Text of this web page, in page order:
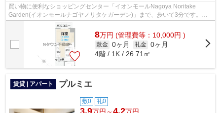
買い物に便利なショッピングセンター「イオンモールNagoya Noritake
Garden(イオンモールナゴヤノリタケガーデン)」まで、歩いて3分です。防
犯対策もバッチリなマンションタイプの物件...
8万円 (管理費等：10,000円 )
敷金 0ヶ月 礼金 0ヶ月
4階 / 1K / 26.71㎡
賃貸 | アパート プルミエ
敷0 礼0
3.9万円～4.2万円